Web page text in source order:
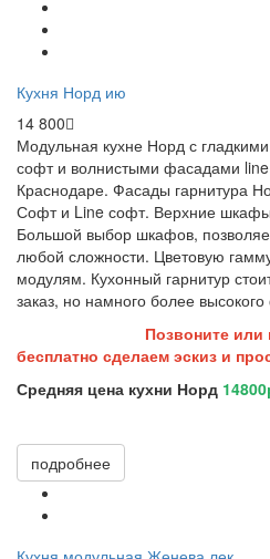
Кухня Норд ию
14 800
Модульная кухне Норд с
софт и волнистыми фасадами line
Краснодаре. Фасады гарнитура
Софт и Line софт. Верхние
Большой выбор шкафов,
любой сложности. Цветовую
модулям. Кухонный гарнитур
заказ, но намного более
Позвоните или
бесплатно сделаем эскиз и
Средняя цена кухни Норд
подробнее